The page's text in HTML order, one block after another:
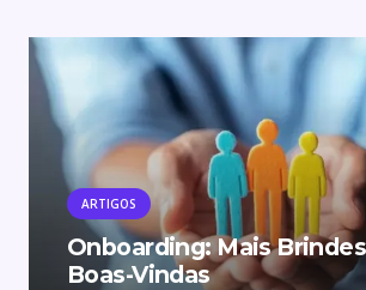
ARTIGOS
Onboarding: Mais
Boas-Vindas